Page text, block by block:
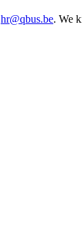
hr@qbus.be. We